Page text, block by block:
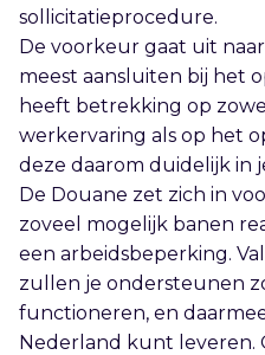
sollicitatieprocedure.
De voorkeur gaat uit
meest aansluiten bij het
heeft betrekking op
werkervaring als op het
deze daarom duidelijk in
De Douane zet zich in
zoveel mogelijk banen
een arbeidsbeperking.
zullen je ondersteunen
functioneren, en
Nederland kunt leveren.